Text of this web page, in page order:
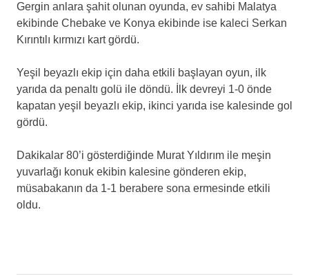
Gergin anlara şahit olunan oyunda, ev sahibi Malatya
ekibinde Chebake ve Konya ekibinde ise kaleci Serkan
Kırıntılı kırmızı kart gördü.
Yeşil beyazlı ekip için daha etkili başlayan oyun, ilk
yarıda da penaltı golü ile döndü. İlk devreyi 1-0 önde
kapatan yeşil beyazlı ekip, ikinci yarıda ise kalesinde gol
gördü.
Dakikalar 80’i gösterdiğinde Murat Yıldırım ile meşin
yuvarlağı konuk ekibin kalesine gönderen ekip,
müsabakanın da 1-1 berabere sona ermesinde etkili
oldu.